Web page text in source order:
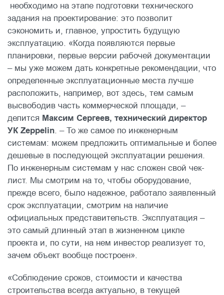
необходимо на этапе подготовки технического
задания на проектирование: это позволит
сэкономить и, главное, упростить будущую
эксплуатацию. «Когда появляются первые
планировки, первые версии рабочей документации
– мы уже можем дать конкретные рекомендации, что
определенные эксплуатационные места лучше
расположить, например, вот здесь, тем самым
высвободив часть коммерческой площади, –
делится Максим Сергеев, технический директор
УК Zeppelin . – То же самое по инженерным
системам: можем предложить оптимальные и более
дешевые в последующей эксплуатации решения.
По инженерным системам у нас сложен свой чек-
лист. Мы смотрим на то, чтобы оборудование,
прежде всего, было надежное, работало заявленный
срок эксплуатации, смотрим на наличие
официальных представительств. Эксплуатация –
это самый длинный этап в жизненном цикле
проекта и, по сути, на нем инвестор реализует то,
зачем объект вообще построен».
«Соблюдение сроков, стоимости и качества
строительства всегда актуально, в текущей